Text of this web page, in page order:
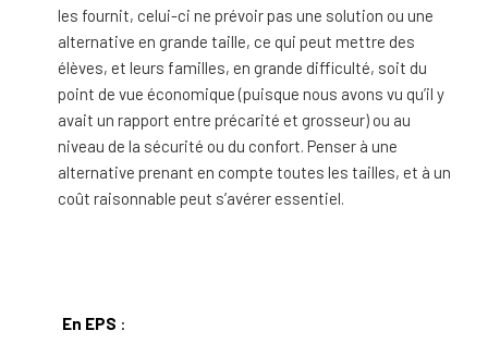
les fournit, celui-ci ne prévoir pas une solution ou une
alternative en grande taille, ce qui peut mettre des
élèves, et leurs familles, en grande difficulté, soit du
point de vue économique (puisque nous avons vu qu’il y
avait un rapport entre précarité et grosseur) ou au
niveau de la sécurité ou du confort. Penser à une
alternative prenant en compte toutes les tailles, et à un
coût raisonnable peut s’avérer essentiel.
En EPS :